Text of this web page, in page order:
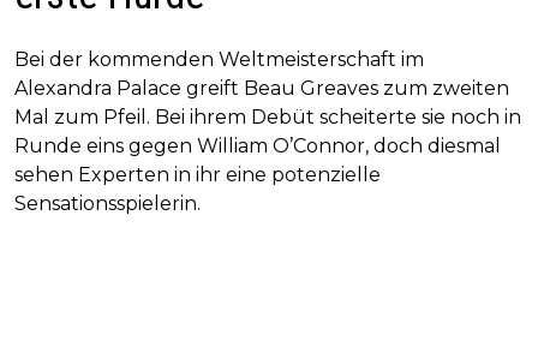
Bei der kommenden Weltmeisterschaft im
Alexandra Palace greift Beau Greaves zum zweiten
Mal zum Pfeil. Bei ihrem Debüt scheiterte sie noch in
Runde eins gegen William O’Connor, doch diesmal
sehen Experten in ihr eine potenzielle
Sensationsspielerin.